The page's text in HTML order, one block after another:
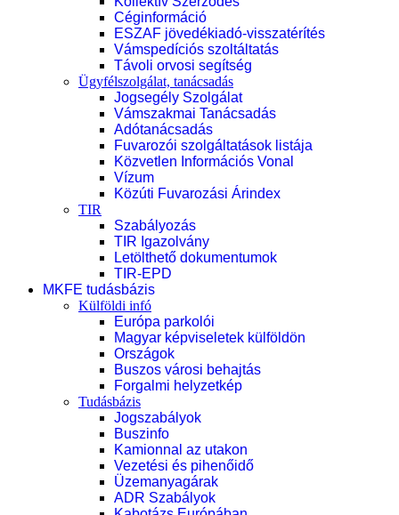
Céginformáció
ESZAF jövedékiadó-visszatérítés
Vámspedíciós szoltáltatás
Távoli orvosi segítség
Ügyfélszolgálat, tanácsadás
Jogsegély Szolgálat
Vámszakmai Tanácsadás
Adótanácsadás
Fuvarozói szolgáltatások listája
Közvetlen Információs Vonal
Vízum
Közúti Fuvarozási Árindex
TIR
Szabályozás
TIR Igazolvány
Letölthető dokumentumok
TIR-EPD
MKFE tudásbázis
Külföldi infó
Európa parkolói
Magyar képviseletek külföldön
Országok
Buszos városi behajtás
Forgalmi helyzetkép
Tudásbázis
Jogszabályok
Buszinfo
Kamionnal az utakon
Vezetési és pihenőidő
Üzemanyagárak
ADR Szabályok